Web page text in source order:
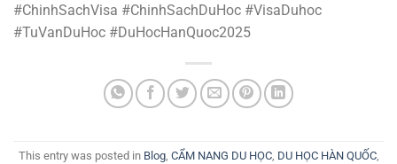
#ChinhSachVisa #ChinhSachDuHoc #VisaDuhoc
#TuVanDuHoc #DuHocHanQuoc2025
This entry was posted in Blog, CẨM NANG DU HỌC, DU HỌC HÀN QUỐC,